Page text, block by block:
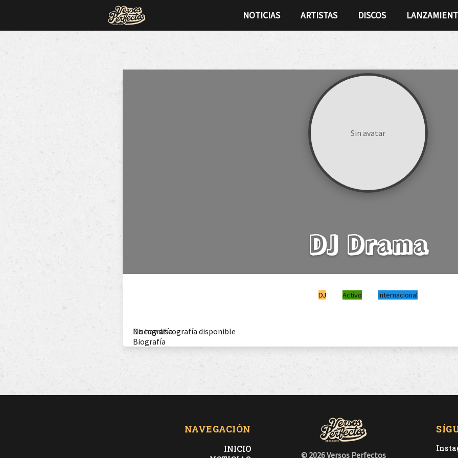
NOTICIAS ARTISTAS DISCOS
Sin avatar
DJ Drama
DJ Activo Internacional
Discografía
Biografía
No hay discografía disponible
NAVEGACIÓN
INICIO
© 2026 Versos Perfectos